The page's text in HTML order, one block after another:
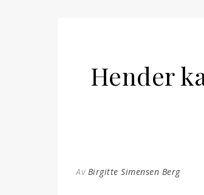
Hender
Av Birgitte Simensen Berg